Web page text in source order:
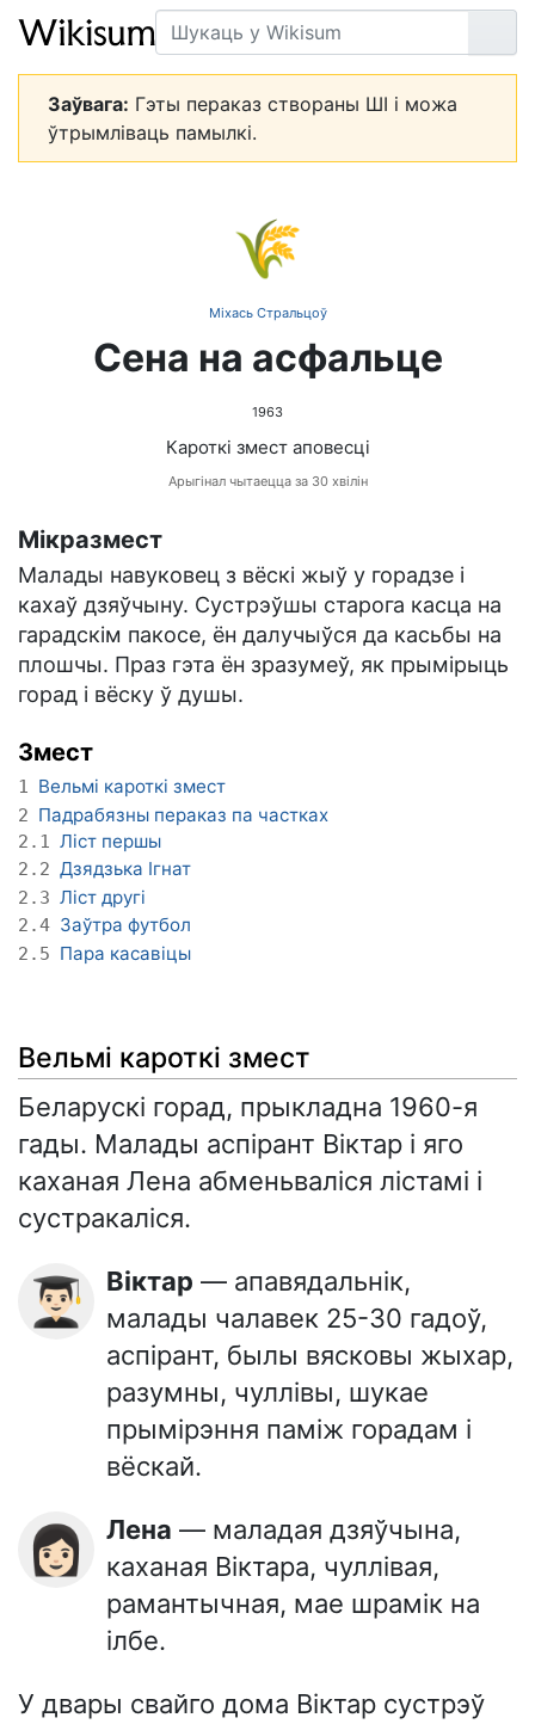
Пошук
Заўвага: Гэты пераказ створаны ШІ і можа
ўтрымліваць памылкі.
🌾
Міхась Стральцоў
Сена на асфальце
1963
Кароткі змест аповесці
Арыгінал чытаецца за 30 хвілін
Мікразмест
Малады навуковец з вёскі жыў у горадзе і
кахаў дзяўчыну. Сустрэўшы старога касца на
гарадскім пакосе, ён далучыўся да касьбы на
плошчы. Праз гэта ён зразумеў, як прымірыць
горад і вёску ў душы.
Змест
1 Вельмі кароткі змест
2 Падрабязны пераказ па частках
2.1 Ліст першы
2.2 Дзядзька Ігнат
2.3 Ліст другі
2.4 Заўтра футбол
2.5 Пара касавіцы
Вельмі кароткі змест
Беларускі горад, прыкладна 1960-я
гады. Малады аспірант Віктар і яго
каханая Лена абменьваліся лістамі і
сустракаліся.
👨🏻‍🎓 Віктар — апавядальнік,
малады чалавек 25-30 гадоў,
аспірант, былы вясковы жыхар,
разумны, чуллівы, шукае
прымірэння паміж горадам і
вёскай.
👩🏻 Лена — маладая дзяўчына,
каханая Віктара, чуллівая,
рамантычная, мае шрамік на
ілбе.
У двары свайго дома Віктар сустрэў